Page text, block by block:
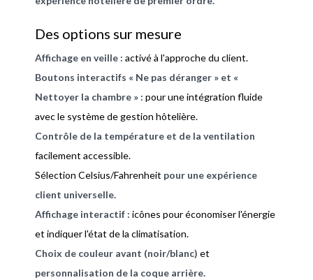
Des options sur mesure
Affichage en veille : activé à l'approche du client.
Boutons interactifs « Ne pas déranger » et «
Nettoyer la chambre » : pour une intégration fluide
avec le système de gestion hôtelière.
Contrôle de la température et de la ventilation
facilement accessible.
Sélection Celsius/Fahrenheit pour une expérience
client universelle.
Affichage interactif : icônes pour économiser l'énergie
et indiquer l'état de la climatisation.
Choix de couleur avant (noir/blanc) et
personnalisation de la coque arrière.